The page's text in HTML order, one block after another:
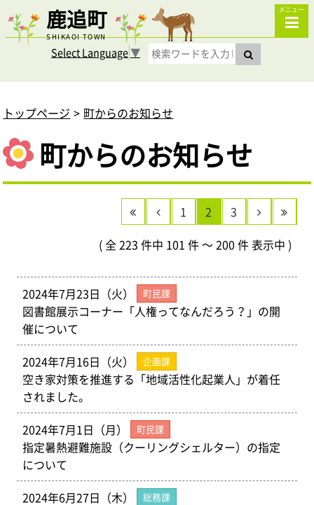
鹿追町
SHIKAOI TOWN
メニュー
Select Language▼
トップページ 町からのお知らせ
町からのお知らせ
1 2
3
( 全 223 件中 101 件 ～ 200 件 表示中 )
2024年7月23日（火） 町民課
図書館展示コーナー「人権ってなんだろう？」の開
催について
2024年7月16日（火）
企画課
空き家対策を推進する「地域活性化起業人」が着任
されました。
2024年7月1日（月）
町民課
指定暑熱避難施設（クーリングシェルター）の指定
について
2024年6月27日（木）
総務課